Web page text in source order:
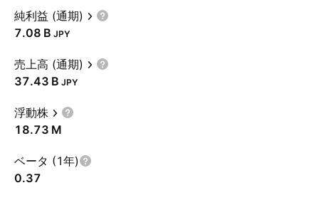
純利益 (通期)
‪7.08 B‬ JPY
売上高 (通期)
‪37.43 B‬ JPY
浮動株
‪18.73 M‬
ベータ (1年)
0.37